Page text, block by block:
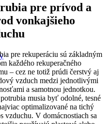
pre prívod a
vonkajšieho
pre rekuperáciu sú základným
každého rekuperačného
– cez ne totiž prúdi čerstvý aj
vzduch medzi jednotlivými
a samotnou jednotkou.
musia byť odolné, tesné
optimalizované na tichý
vzduchu. V domácnostiach sa